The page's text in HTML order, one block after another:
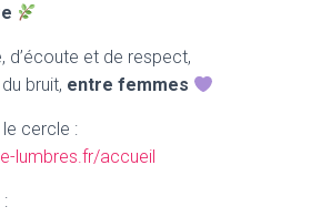
d’écoute et de respect,
bruit, entre femmes
le cercle :
lumbres.fr/accueil